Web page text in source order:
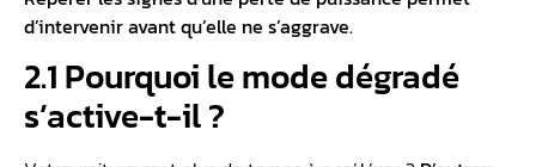
d’intervenir avant qu’elle ne s’aggrave.
2.1 Pourquoi le mode dégradé
s’active-t-il ?